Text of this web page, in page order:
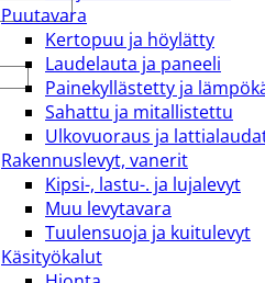
Puutavara
Kertopuu ja höylätty
Laudelauta ja paneeli
Painekyllästetty ja
Sahattu ja mitallistettu
Ulkovuoraus ja
Rakennuslevyt, vanerit
Kipsi-, lastu-. ja lujalevyt
Muu levytavara
Tuulensuoja ja kuitulevyt
Käsityökalut